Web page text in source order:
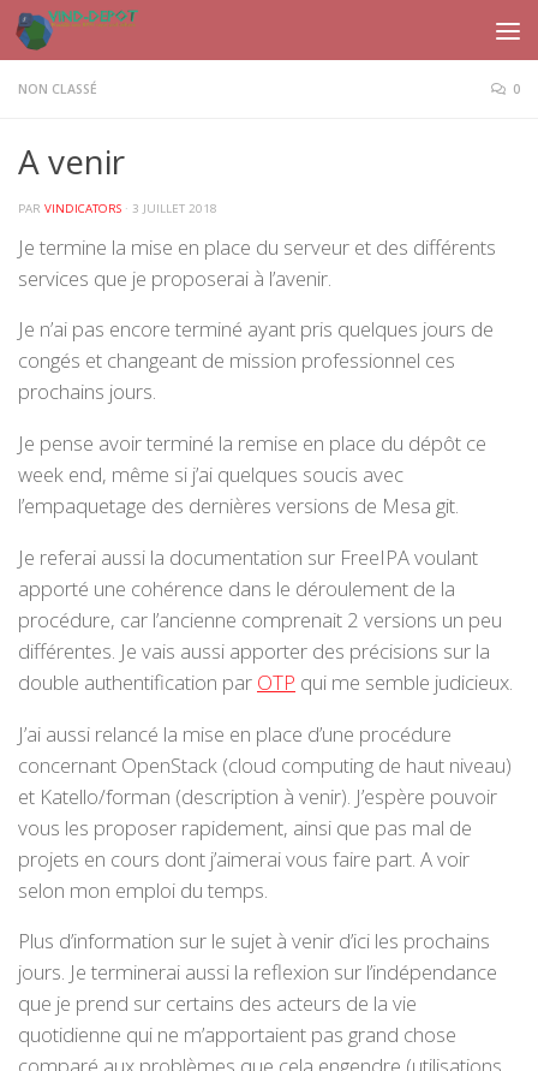
Skip to content
NON CLASSÉ 0
A venir
PAR VINDICATORS · 3 JUILLET 2018
Je termine la mise en place du serveur et des différents
services que je proposerai à l’avenir.
Je n’ai pas encore terminé ayant pris quelques jours de
congés et changeant de mission professionnel ces
prochains jours.
Je pense avoir terminé la remise en place du dépôt ce
week end, même si j’ai quelques soucis avec
l’empaquetage des dernières versions de Mesa git.
Je referai aussi la documentation sur FreeIPA voulant
apporté une cohérence dans le déroulement de la
procédure, car l’ancienne comprenait 2 versions un peu
différentes. Je vais aussi apporter des précisions sur la
double authentification par OTP qui me semble judicieux.
J’ai aussi relancé la mise en place d’une procédure
concernant OpenStack (cloud computing de haut niveau)
et Katello/forman (description à venir). J’espère pouvoir
vous les proposer rapidement, ainsi que pas mal de
projets en cours dont j’aimerai vous faire part. A voir
selon mon emploi du temps.
Plus d’information sur le sujet à venir d’ici les prochains
jours. Je terminerai aussi la reflexion sur l’indépendance
que je prend sur certains des acteurs de la vie
quotidienne qui ne m’apportaient pas grand chose